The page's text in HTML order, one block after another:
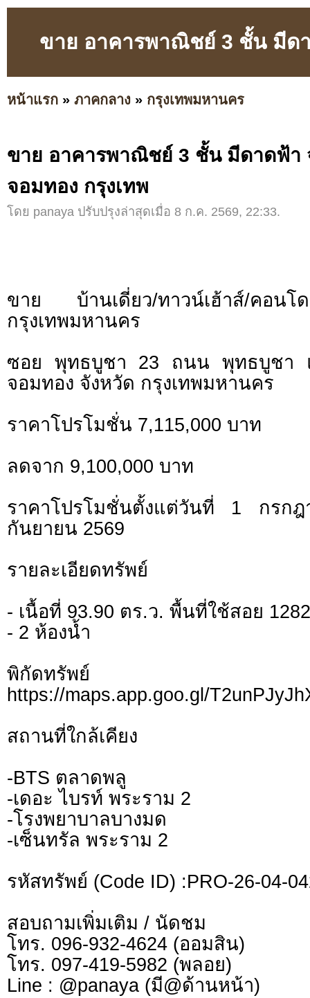
ขาย อาคารพาณิชย์ 3 ชั้น มีด
หน้าแรก » ภาคกลาง » กรุงเทพมหานคร
ขาย อาคารพาณิชย์ 3 ชั้น มีดาดฟ้า
จอมทอง กรุงเทพ
โดย panaya ปรับปรุงล่าสุดเมื่อ 8 ก.ค. 2569, 22:33.
ขาย บ้านเดี่ยว/ทาวน์เฮ้าส์/คอน
กรุงเทพมหานคร
ซอย พุทธบูชา 23 ถนน พุทธบูชา
จอมทอง จังหวัด กรุงเทพมหานคร
ราคาโปรโมชั่น 7,115,000 บาท
ลดจาก 9,100,000 บาท
ราคาโปรโมชั่นตั้งแต่วันที่ 1 กร
กันยายน 2569
รายละเอียดทรัพย์
- เนื้อที่ 93.90 ตร.ว. พื้นที่ใช้สอย
- 2 ห้องน้ำ
พิกัดทรั
https://maps.app.goo.gl/
สถานที่ใกล้เคียง
-BTS ตลาดพลู
-เดอะ ไบรท์ พระราม 2
-โรงพยาบาลบางมด
-เซ็นทรัล พระราม 2
รหัสทรัพย์ (Code ID) :PRO-26-04-
สอบถามเพิ่มเติม / นัดชม
โทร. 096-932-4624 (ออมสิน)
โทร. 097-419-5982 (พลอย)
Line : @panaya (มี@ด้านหน้า)